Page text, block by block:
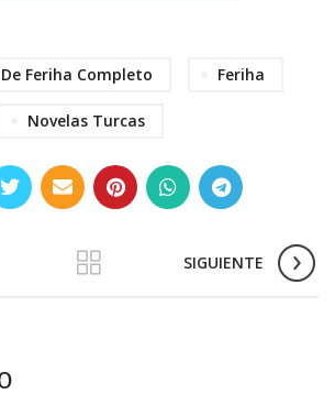
Feriha Completo Feriha
Novelas Turcas
SIGUIENTE